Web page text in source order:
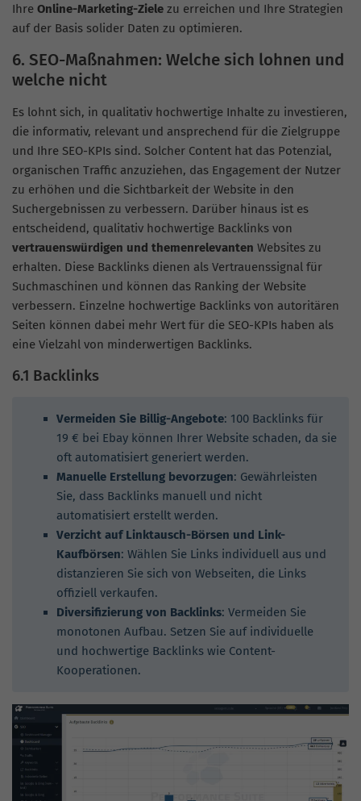
Ihre Online-Marketing-Ziele zu erreichen und Ihre Strategien
auf der Basis solider Daten zu optimieren.
6. SEO-Maßnahmen: Welche sich lohnen und
welche nicht
Es lohnt sich, in qualitativ hochwertige Inhalte zu investieren,
die informativ, relevant und ansprechend für die Zielgruppe
und Ihre SEO-KPIs sind. Solcher Content hat das Potenzial,
organischen Traffic anzuziehen, das Engagement der Nutzer
zu erhöhen und die Sichtbarkeit der Website in den
Suchergebnissen zu verbessern. Darüber hinaus ist es
entscheidend, qualitativ hochwertige Backlinks von
vertrauenswürdigen und themenrelevanten Websites zu
erhalten. Diese Backlinks dienen als Vertrauenssignal für
Suchmaschinen und können das Ranking der Website
verbessern. Einzelne hochwertige Backlinks von autoritären
Seiten können dabei mehr Wert für die SEO-KPIs haben als
eine Vielzahl von minderwertigen Backlinks.
6.1 Backlinks
Vermeiden Sie Billig-Angebote: 100 Backlinks für
19 € bei Ebay können Ihrer Website schaden, da sie
oft automatisiert generiert werden.
Manuelle Erstellung bevorzugen: Gewährleisten
Sie, dass Backlinks manuell und nicht
automatisiert erstellt werden.
Verzicht auf Linktausch-Börsen und Link-
Kaufbörsen: Wählen Sie Links individuell aus und
distanzieren Sie sich von Webseiten, die Links
offiziell verkaufen.
Diversifizierung von Backlinks: Vermeiden Sie
monotonen Aufbau. Setzen Sie auf individuelle
und hochwertige Backlinks wie Content-
Kooperationen.